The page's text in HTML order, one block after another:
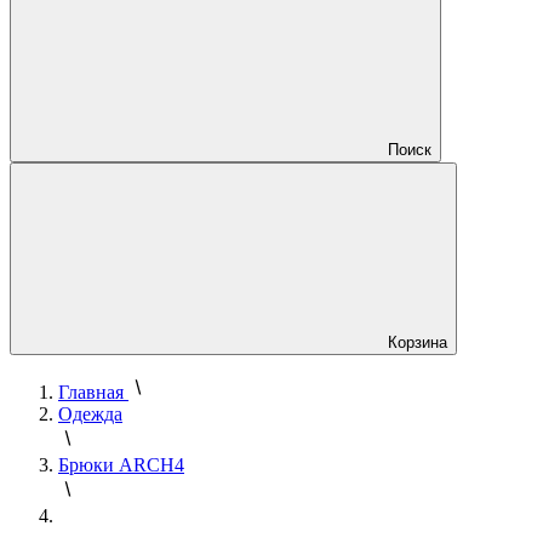
Поиск
Корзина
Главная
Одежда
Брюки ARCH4